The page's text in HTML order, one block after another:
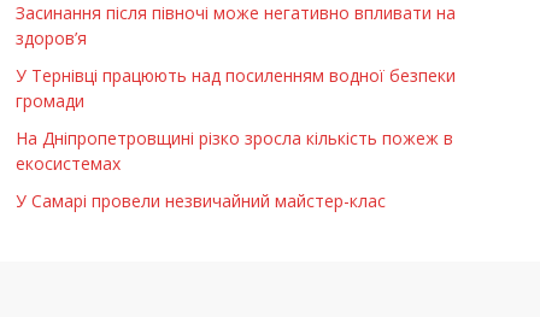
Засинання після півночі може негативно впливати на
здоров’я
У Тернівці працюють над посиленням водної безпеки
громади
На Дніпропетровщині різко зросла кількість пожеж в
екосистемах
У Самарі провели незвичайний майстер-клас